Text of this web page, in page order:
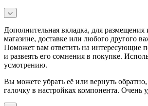
Дополнительная вкладка, для
магазине, доставке или любого другого
Поможет вам ответить на интересующие
и развеять его сомнения в покупке.
усмотрению.
Вы можете убрать её или вернуть
галочку в настройках компонента. Очень